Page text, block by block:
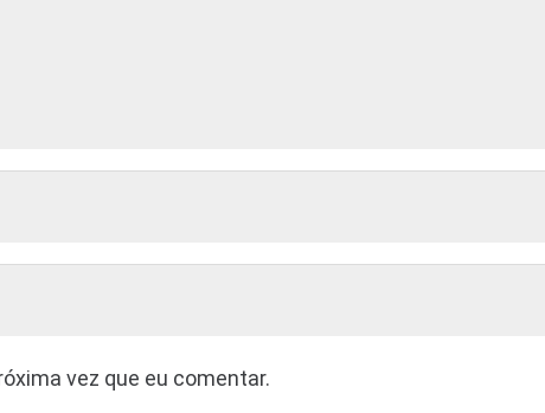
vez que eu comentar.